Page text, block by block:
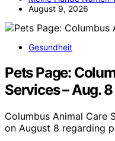
August 9, 2026
Gesundheit
Pets Page:
Services – Aug. 8
Columbus Animal Care
on August 8 regarding